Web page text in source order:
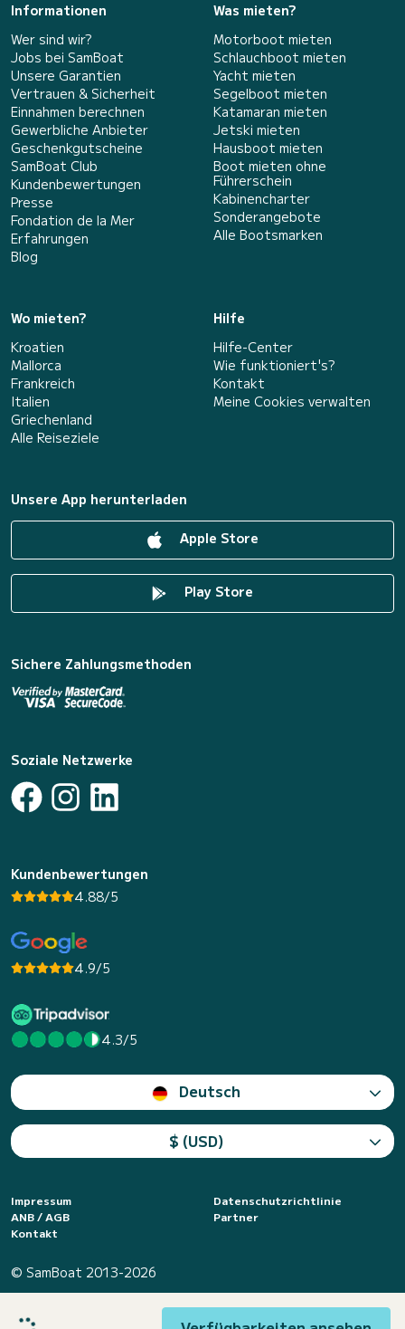
Informationen
Wer sind wir?
Jobs bei SamBoat
Unsere Garantien
Vertrauen & Sicherheit
Einnahmen berechnen
Gewerbliche Anbieter
Geschenkgutscheine
SamBoat Club
Kundenbewertungen
Presse
Fondation de la Mer
Erfahrungen
Blog
Was mieten?
Motorboot mieten
Schlauchboot mieten
Yacht mieten
Segelboot mieten
Katamaran mieten
Jetski mieten
Hausboot mieten
Boot mieten ohne
Führerschein
Kabinencharter
Sonderangebote
Alle Bootsmarken
Wo mieten?
Kroatien
Mallorca
Frankreich
Italien
Griechenland
Alle Reiseziele
Hilfe
Hilfe-Center
Wie funktioniert's?
Kontakt
Meine Cookies verwalten
Unsere App herunterladen
Apple Store
Play Store
Sichere Zahlungsmethoden
Soziale Netzwerke
Kundenbewertungen
4.88/5
4.9/5
4.3/5
Deutsch
$ (USD)
Impressum
Datenschutzrichtlinie
ANB / AGB
Partner
Kontakt
© SamBoat 2013-2026